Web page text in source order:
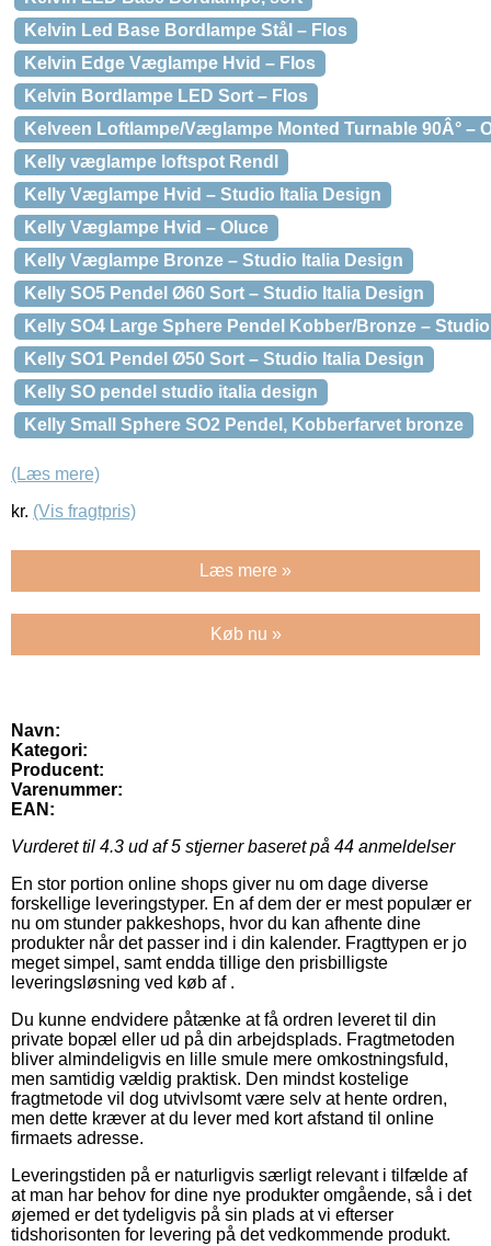
Kelvin Led Base Bordlampe Stål – Flos
Kelvin Edge Væglampe Hvid – Flos
Kelvin Bordlampe LED Sort – Flos
Kelveen Loftlampe/Væglampe Monted Turnable 90Â° –
Kelly væglampe loftspot Rendl
Kelly Væglampe Hvid – Studio Italia Design
Kelly Væglampe Hvid – Oluce
Kelly Væglampe Bronze – Studio Italia Design
Kelly SO5 Pendel Ø60 Sort – Studio Italia Design
Kelly SO4 Large Sphere Pendel Kobber/Bronze –
Kelly SO1 Pendel Ø50 Sort – Studio Italia Design
Kelly SO pendel studio italia design
Kelly Small Sphere SO2 Pendel, Kobberfarvet bronze
(Læs mere)
kr. (Vis fragtpris)
Læs mere »
Køb nu »
Navn:
Kategori:
Producent:
Varenummer:
EAN:
Vurderet til 4.3 ud af 5 stjerner baseret på 44 anmeldelser
En stor portion online shops giver nu om dage diverse
forskellige leveringstyper. En af dem der er mest populær er
nu om stunder pakkeshops, hvor du kan afhente dine
produkter når det passer ind i din kalender. Fragttypen er jo
meget simpel, samt endda tillige den prisbilligste
leveringsløsning ved køb af .
Du kunne endvidere påtænke at få ordren leveret til din
private bopæl eller ud på din arbejdsplads. Fragtmetoden
bliver almindeligvis en lille smule mere omkostningsfuld,
men samtidig vældig praktisk. Den mindst kostelige
fragtmetode vil dog utvivlsomt være selv at hente ordren,
men dette kræver at du lever med kort afstand til online
firmaets adresse.
Leveringstiden på er naturligvis særligt relevant i tilfælde af
at man har behov for dine nye produkter omgående, så i det
øjemed er det tydeligvis på sin plads at vi efterser
tidshorisonten for levering på det vedkommende produkt.